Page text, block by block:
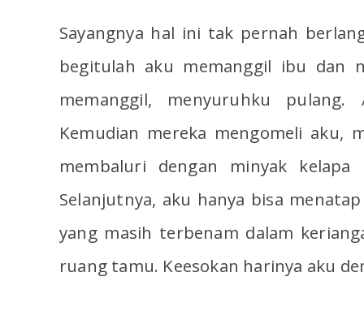
Sayangnya hal ini tak pernah
begitulah aku memanggil ibu dan
memanggil, menyuruhku
Kemudian mereka mengomeli aku,
membaluri dengan minyak
Selanjutnya, aku hanya bisa
yang masih terbenam dalam
ruang tamu. Keesokan harinya aku